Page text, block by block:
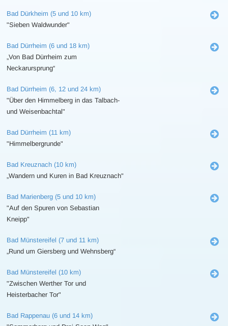
Bad Dürkheim (5 und 10 km)
"Sieben Waldwunder"
Bad Dürrheim (6 und 18 km)
„Von Bad Dürrheim zum
Neckarursprung“
Bad Dürrheim (6, 12 und 24 km)
"Über den Himmelberg in das Talbach-
und Weisenbachtal"
Bad Dürrheim (11 km)
"Himmelbergrunde"
Bad Kreuznach (10 km)
„Wandern und Kuren in Bad Kreuznach"
Bad Marienberg (5 und 10 km)
"Auf den Spuren von Sebastian
Kneipp"
Bad Münstereifel (7 und 11 km)
„Rund um Giersberg und Wehnsberg“
Bad Münstereifel (10 km)
"Zwischen Werther Tor und
Heisterbacher Tor"
Bad Rappenau (6 und 14 km)